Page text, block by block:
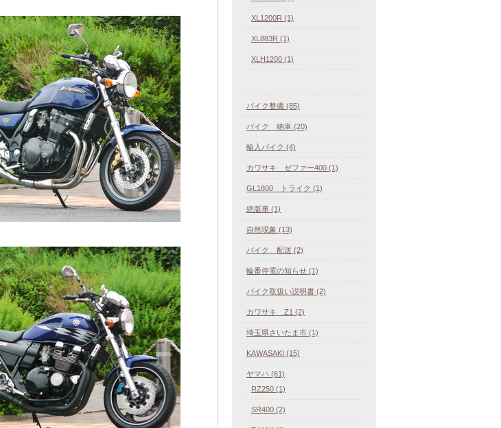
XL1200R (1)
XL883R (1)
XLH1200 (1)
バイク整備 (85)
バイク 納車 (20)
輸入バイク (4)
カワサキ ゼファー400 (1)
GL1800 トライク (1)
絶版車 (1)
自然現象 (13)
バイク 配送 (2)
輪番停電の知らせ (1)
バイク取扱い説明書 (2)
カワサキ Z1 (2)
埼玉県さいたま市 (1)
KAWASAKI (15)
ヤマハ (61)
RZ250 (1)
SR400 (2)